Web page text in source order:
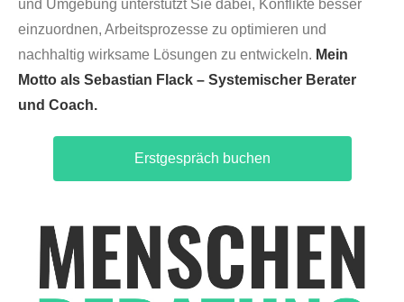
und Umgebung unterstützt Sie dabei, Konflikte besser
einzuordnen, Arbeitsprozesse zu optimieren und
nachhaltig wirksame Lösungen zu entwickeln. Mein
Motto als Sebastian Flack – Systemischer Berater
und Coach.
Erstgespräch buchen